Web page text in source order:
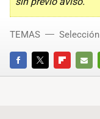
FACEBOOKTWITTERFLIPBOARD
E-
TEMAS Selección